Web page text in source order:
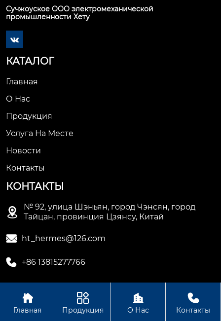
Сучжоуское ООО электромеханической
промышленности Хету

КАТАЛОГ
Главная
О Нас
Продукция
Услуга На Месте
Новости
Контакты
КОНТАКТЫ

№ 92, улица Шэньян, город Чэнсян, город
Тайцан, провинция Цзянсу, Китай
 ht_hermes@126.com
 +86 13815277766
Авторское право © Сучжоуское ООО
электромеханической промышленности Хету

Главная

Продукция

О Нас

Контакты